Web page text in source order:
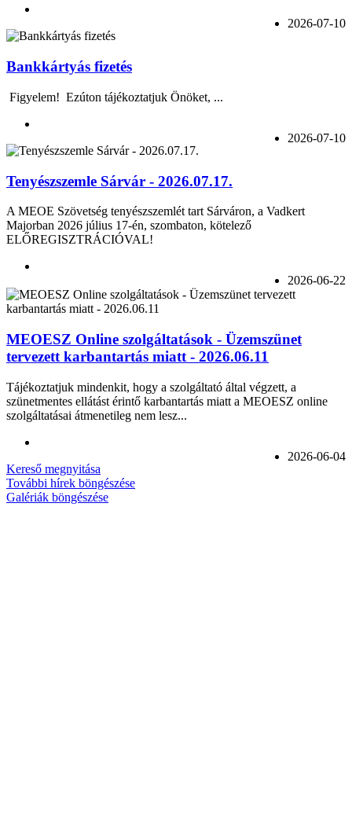
2026-07-10
Bankkártyás fizetés
Figyelem! Ezúton tájékoztatjuk Önöket, ...
2026-07-10
Tenyészszemle Sárvár - 2026.07.17.
A MEOE Szövetség tenyészszemlét tart Sárváron, a Vadkert
Majorban 2026 július 17-én, szombaton, kötelező
ELŐREGISZTRÁCIÓVAL!
2026-06-22
MEOESZ Online szolgáltatások - Üzemszünet
tervezett karbantartás miatt - 2026.06.11
Tájékoztatjuk mindenkit, hogy a szolgáltató által végzett, a
szünetmentes ellátást érintő karbantartás miatt a MEOESZ online
szolgáltatásai átmenetileg nem lesz...
2026-06-04
Kereső megnyitása
További hírek böngészése
Galériák böngészése